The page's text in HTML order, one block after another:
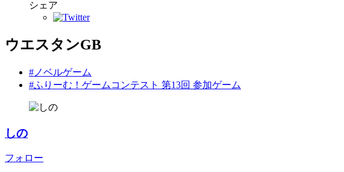
シェア
ウエスタンGB
#ノベルゲーム
#ふりーむ！ゲームコンテスト 第13回 参加ゲーム
しの
フォロー